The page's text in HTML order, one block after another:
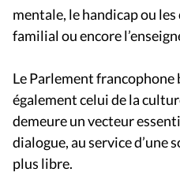
mentale, le handicap ou
familial ou encore
Le Parlement francophone
également celui de la
demeure un vecteur
dialogue, au service d’une
plus libre.